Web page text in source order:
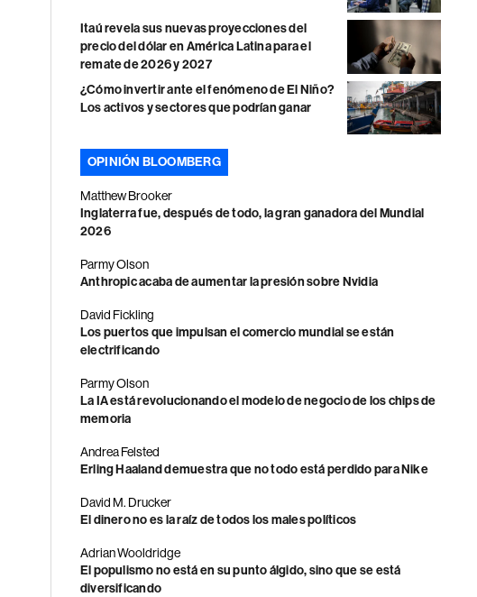
Itaú revela sus nuevas proyecciones del
precio del dólar en América Latina para el
remate de 2026 y 2027
¿Cómo invertir ante el fenómeno de El Niño?
Los activos y sectores que podrían ganar
OPINIÓN BLOOMBERG
Matthew Brooker
Inglaterra fue, después de todo, la gran ganadora del Mundial
2026
Parmy Olson
Anthropic acaba de aumentar la presión sobre Nvidia
David Fickling
Los puertos que impulsan el comercio mundial se están
electrificando
Parmy Olson
La IA está revolucionando el modelo de negocio de los chips de
memoria
Andrea Felsted
Erling Haaland demuestra que no todo está perdido para Nike
David M. Drucker
El dinero no es la raíz de todos los males políticos
Adrian Wooldridge
El populismo no está en su punto álgido, sino que se está
diversificando